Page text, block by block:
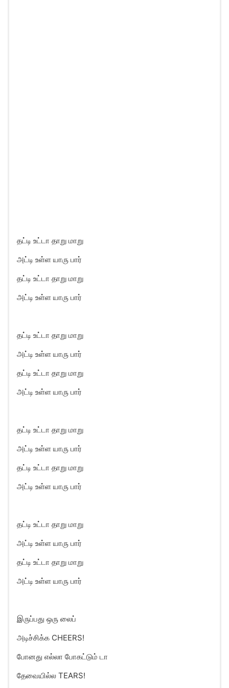
தட்டி உட்டா தாறு மாறு
அட்டி உள்ள யாரு பார்
தட்டி உட்டா தாறு மாறு
அட்டி உள்ள யாரு பார்
தட்டி உட்டா தாறு மாறு
அட்டி உள்ள யாரு பார்
தட்டி உட்டா தாறு மாறு
அட்டி உள்ள யாரு பார்
தட்டி உட்டா தாறு மாறு
அட்டி உள்ள யாரு பார்
தட்டி உட்டா தாறு மாறு
அட்டி உள்ள யாரு பார்
தட்டி உட்டா தாறு மாறு
அட்டி உள்ள யாரு பார்
தட்டி உட்டா தாறு மாறு
அட்டி உள்ள யாரு பார்
இருப்பது ஒரு லைப்
அடிச்சிக்க CHEERS!
போனது எல்லா போகட்டும் டா
தேவையில்ல TEARS!